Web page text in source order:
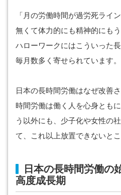
「月の労働時間が過労死ライ
無くて体力的にも精神的にもう
ハローワークにはこういった
毎月数多く寄せられています。
日本の長時間労働はなぜ改善
時間労働は働く人を心身とも
う以外にも、少子化や女性の
て、これ以上放置できないと
日本の長時間労働の
高度成長期